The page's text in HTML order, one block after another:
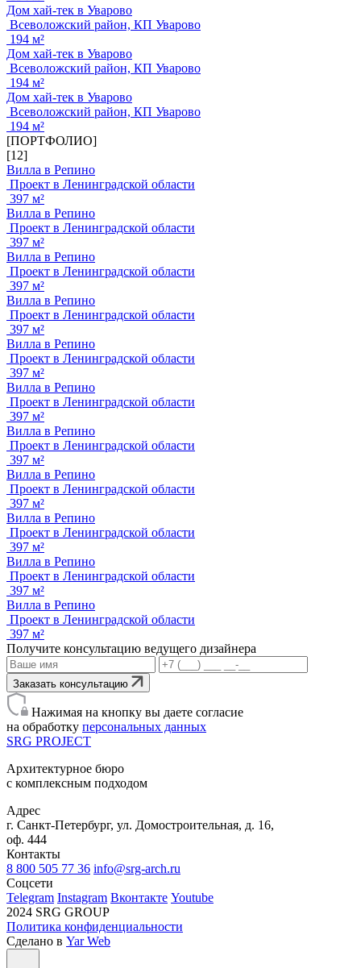
Дом хай-тек в Уварово
Всеволожский район, КП Уварово
194 м²
Дом хай-тек в Уварово
Всеволожский район, КП Уварово
194 м²
Дом хай-тек в Уварово
Всеволожский район, КП Уварово
194 м²
[ПОРТФОЛИО]
[12]
Вилла в Репино
Проект в Ленинградской области
397 м²
Вилла в Репино
Проект в Ленинградской области
397 м²
Вилла в Репино
Проект в Ленинградской области
397 м²
Вилла в Репино
Проект в Ленинградской области
397 м²
Вилла в Репино
Проект в Ленинградской области
397 м²
Вилла в Репино
Проект в Ленинградской области
397 м²
Вилла в Репино
Проект в Ленинградской области
397 м²
Вилла в Репино
Проект в Ленинградской области
397 м²
Вилла в Репино
Проект в Ленинградской области
397 м²
Вилла в Репино
Проект в Ленинградской области
397 м²
Вилла в Репино
Проект в Ленинградской области
397 м²
Получите консультацию ведущего дизайнера
Заказать консультацию
Нажимая на кнопку вы даете согласие
на обработку персональных данных
SRG PROJECT
Архитектурное бюро
с комплексным подходом
Адрес
г. Санкт-Петербург, ул. Домостроительная, д. 16,
оф. 444
Контакты
8 800 505 77 36 info@srg-arch.ru
Соцсети
Telegram Instagram Вконтакте Youtube
2024 SRG GROUP
Политика конфиденциальности
Сделано в Yar Web